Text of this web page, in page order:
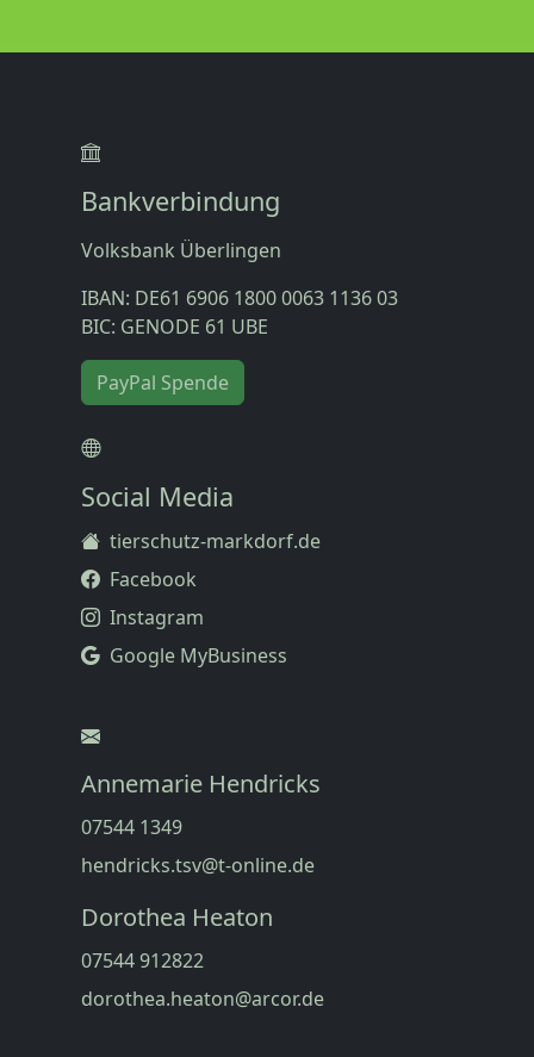
Bankverbindung
Volksbank Überlingen
IBAN: DE61 6906 1800 0063 1136 03
BIC: GENODE 61 UBE
PayPal Spende
Social Media
tierschutz-markdorf.de
Facebook
Instagram
Google MyBusiness
Annemarie Hendricks
07544 1349
hendricks.tsv@t-online.de
Dorothea Heaton
07544 912822
dorothea.heaton@arcor.de